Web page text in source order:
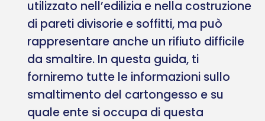
utilizzato nell’edilizia e nella costruzione
di pareti divisorie e soffitti, ma può
rappresentare anche un rifiuto difficile
da smaltire. In questa guida, ti
forniremo tutte le informazioni sullo
smaltimento del cartongesso e su
quale ente si occupa di questa